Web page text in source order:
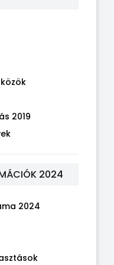
2019
2024
2024